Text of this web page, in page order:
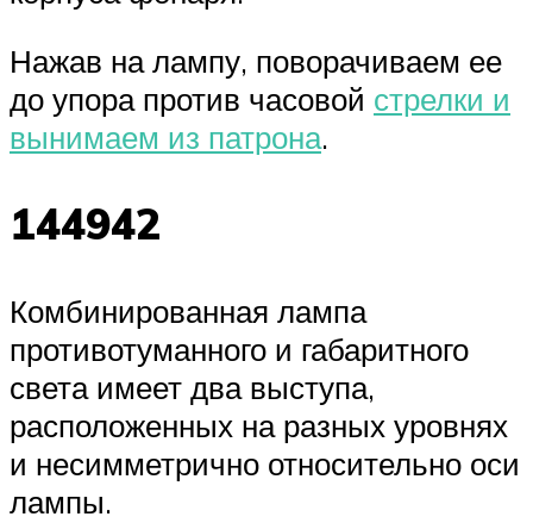
Нажав на лампу, поворачиваем ее
до упора против часовой стрелки и
вынимаем из патрона.
144942
Комбинированная лампа
противотуманного и габаритного
света имеет два выступа,
расположенных на разных уровнях
и несимметрично относительно оси
лампы.